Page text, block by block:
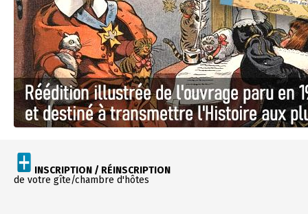
INSCRIPTION / RÉINSCRIPTION
de votre gîte/chambre d'hôtes